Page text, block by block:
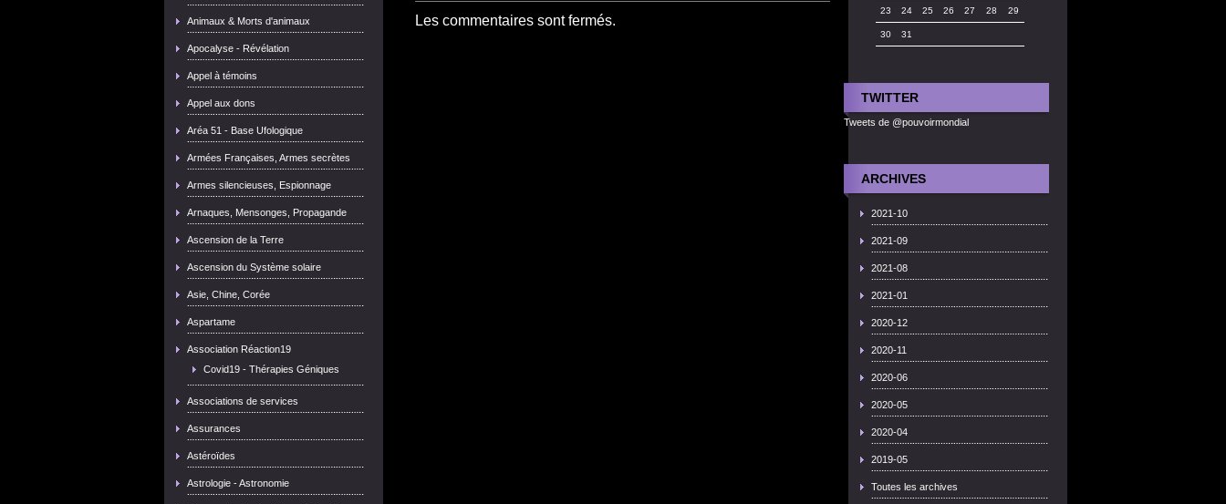
Animaux & Morts d'animaux
Apocalyse - Révélation
Appel à témoins
Appel aux dons
Aréa 51 - Base Ufologique
Armées Françaises, Armes secrètes
Armes silencieuses, Espionnage
Arnaques, Mensonges, Propagande
Ascension de la Terre
Ascension du Système solaire
Asie, Chine, Corée
Aspartame
Association Réaction19
Covid19 - Thérapies Géniques
Associations de services
Assurances
Astéroïdes
Astrologie - Astronomie
23 24 25 26 27 28 29
30 31
TWITTER
Tweets de @pouvoirmondial
ARCHIVES
2021-10
2021-09
2021-08
2021-01
2020-12
2020-11
2020-06
2020-05
2020-04
2019-05
Toutes les archives
Les commentaires sont fermés.